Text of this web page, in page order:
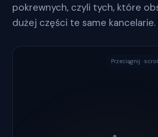
pokrewnych, czyli tych, które
dużej części te same kancelarie.
Przeciągnij ·